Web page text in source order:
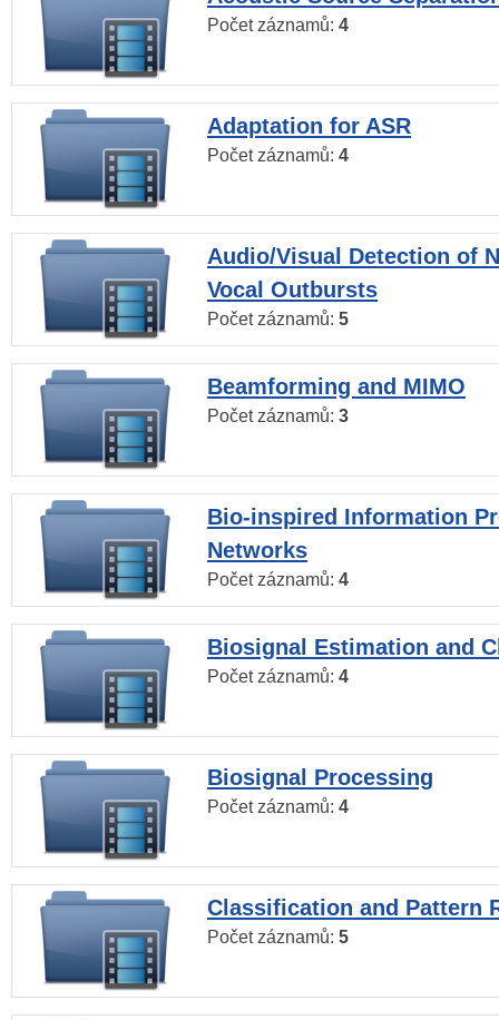
Počet záznamů: 4
Adaptation for ASR
Počet záznamů: 4
Audio/Visual Detection of
Vocal Outbursts
Počet záznamů: 5
Beamforming and MIMO
Počet záznamů: 3
Bio-inspired Information
Networks
Počet záznamů: 4
Biosignal Estimation and
Počet záznamů: 4
Biosignal Processing
Počet záznamů: 4
Classification and Pattern
Počet záznamů: 5